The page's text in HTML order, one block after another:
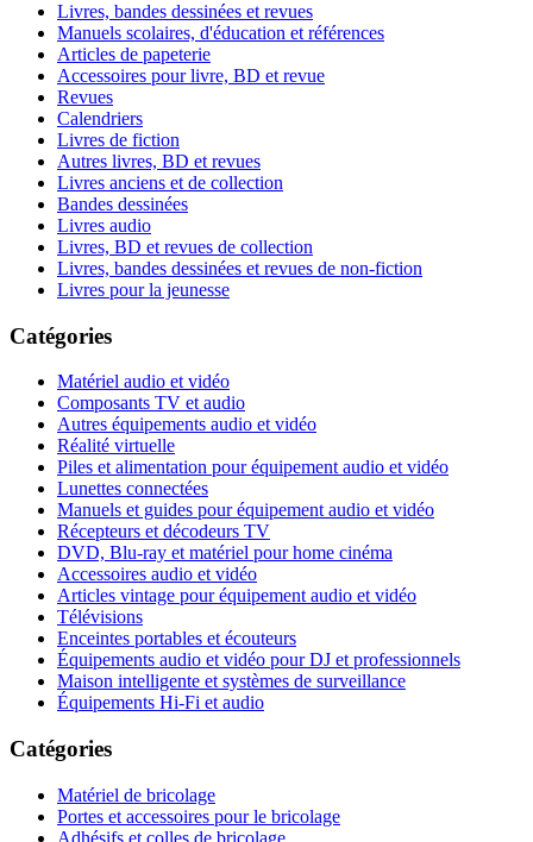
Livres, bandes dessinées et revues
Manuels scolaires, d'éducation et références
Articles de papeterie
Accessoires pour livre, BD et revue
Revues
Calendriers
Livres de fiction
Autres livres, BD et revues
Livres anciens et de collection
Bandes dessinées
Livres audio
Livres, BD et revues de collection
Livres, bandes dessinées et revues de non-fiction
Livres pour la jeunesse
Catégories
Matériel audio et vidéo
Composants TV et audio
Autres équipements audio et vidéo
Réalité virtuelle
Piles et alimentation pour équipement audio et vidéo
Lunettes connectées
Manuels et guides pour équipement audio et vidéo
Récepteurs et décodeurs TV
DVD, Blu-ray et matériel pour home cinéma
Accessoires audio et vidéo
Articles vintage pour équipement audio et vidéo
Télévisions
Enceintes portables et écouteurs
Équipements audio et vidéo pour DJ et professionnels
Maison intelligente et systèmes de surveillance
Équipements Hi-Fi et audio
Catégories
Matériel de bricolage
Portes et accessoires pour le bricolage
Adhésifs et colles de bricolage